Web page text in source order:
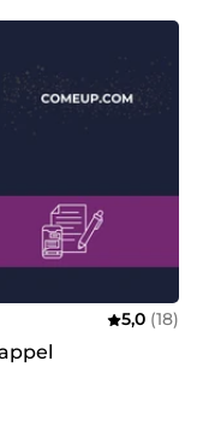
5,0 (18)